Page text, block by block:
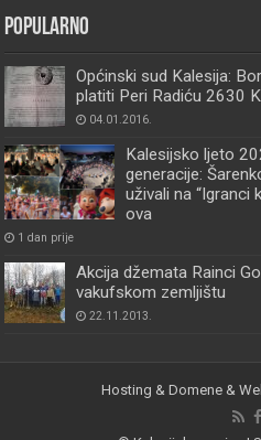
Popularno
Općinski sud Kalesija:
platiti Peri Radiću 2630
04.01.2016.
Kalesijsko ljeto
generacije:
uživali na “Igranci
ova
1 dan prije
Akcija džemata Rainci
vakufskom zemljištu
22.11.2013.
Hosting & Domene &